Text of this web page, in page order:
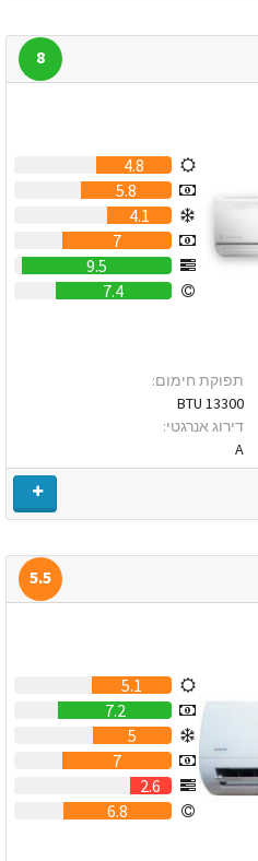
8
4.8
5.8
4.1
7
9.5
7.4
תפוקת חימום:
13300 BTU
דירוג אנרגטי:
A
5.5
5.1
7.2
5
7
2.6
6.8